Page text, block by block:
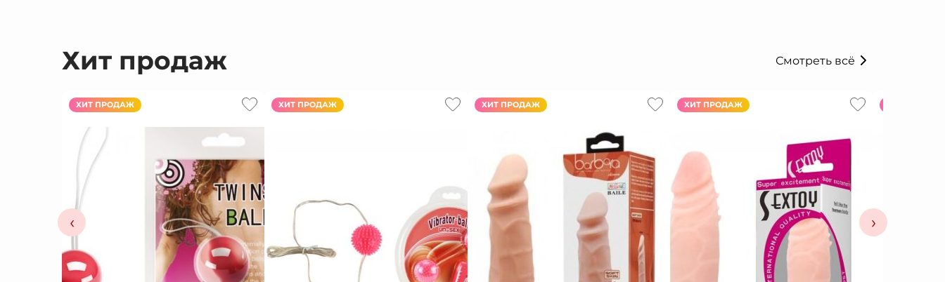
Хит продаж Смотреть всё
‹
ХИТ ПРОДАЖ ХИТ ПРОДАЖ ХИТ ПРОДАЖ ХИТ ПРОДАЖ
›